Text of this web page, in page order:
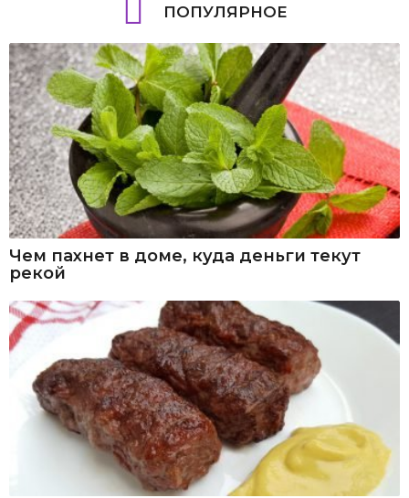
ПОПУЛЯРНОЕ
Чем пахнет в доме, куда деньги текут
рекой